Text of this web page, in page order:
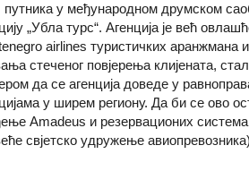
путника у међународном друмском
„Убла турс“. Агенција је већ
airlines туристичких
стеченог повјерења клијената,
да се агенција доведе у
у ширем региону. Да би се ово
Amadeus и резервационих
свјетско удружење